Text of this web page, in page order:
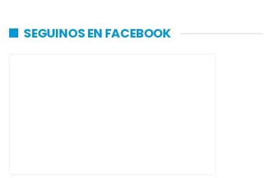
SEGUINOS EN FACEBOOK